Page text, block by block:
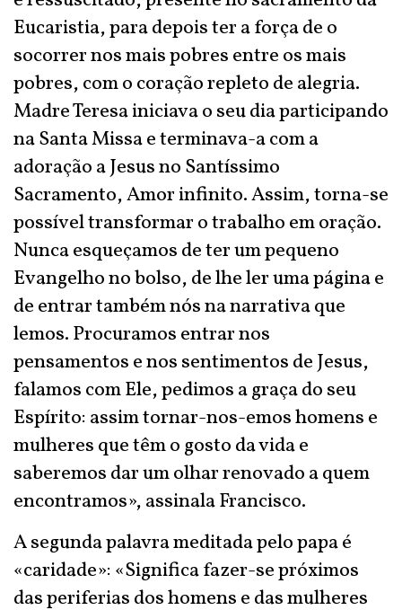
Eucaristia, para depois ter a força de o
socorrer nos mais pobres entre os mais
pobres, com o coração repleto de alegria.
Madre Teresa iniciava o seu dia participando
na Santa Missa e terminava-a com a
adoração a Jesus no Santíssimo
Sacramento, Amor infinito. Assim, torna-se
possível transformar o trabalho em oração.
Nunca esqueçamos de ter um pequeno
Evangelho no bolso, de lhe ler uma página e
de entrar também nós na narrativa que
lemos. Procuramos entrar nos
pensamentos e nos sentimentos de Jesus,
falamos com Ele, pedimos a graça do seu
Espírito: assim tornar-nos-emos homens e
mulheres que têm o gosto da vida e
saberemos dar um olhar renovado a quem
encontramos», assinala Francisco.
A segunda palavra meditada pelo papa é
«caridade»: «Significa fazer-se próximos
das periferias dos homens e das mulheres